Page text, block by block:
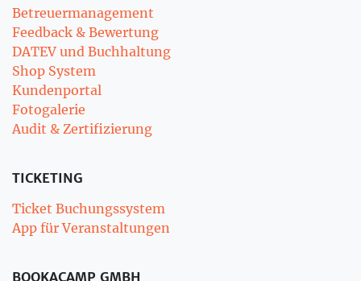
Betreuermanagement
Feedback & Bewertung
DATEV und Buchhaltung
Shop System
Kundenportal
Fotogalerie
Audit & Zertifizierung
TICKETING
Ticket Buchungssystem
App für Veranstaltungen
BOOKACAMP GMBH